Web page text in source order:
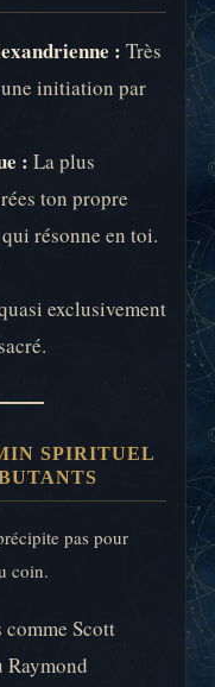
: Très
initiation par
: La plus
ton propre
résonne en toi.
exclusivement
SPIRITUEL
pas pour
coin.
comme Scott
Raymond